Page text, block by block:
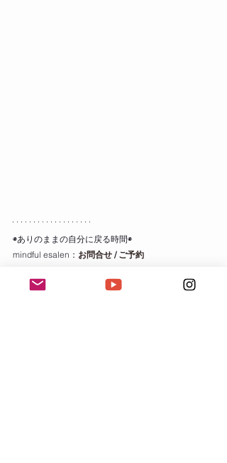
◉ありのままの自分に戻る時間◉
mindful esalen： お問合せ / ご予約
◉心とからだのバランスをとり戻す◉